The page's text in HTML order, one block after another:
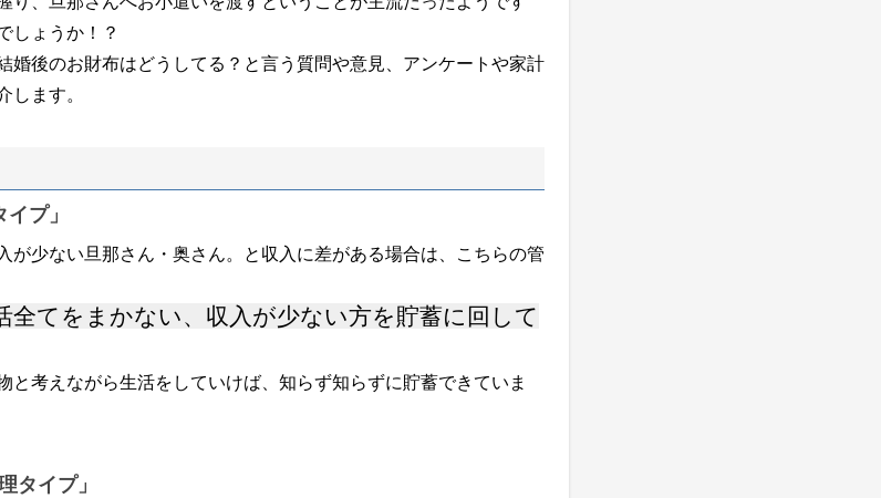
しょうか！？
婚後のお財布はどうしてる？と言う質問や意見、アンケートや家計
します。
プ」
が少ない旦那さん・奥さん。と収入に差がある場合は、こちらの管
全てをまかない、収入が少ない方を貯蓄に回して
と考えながら生活をしていけば、知らず知らずに貯蓄できていま
タイプ」